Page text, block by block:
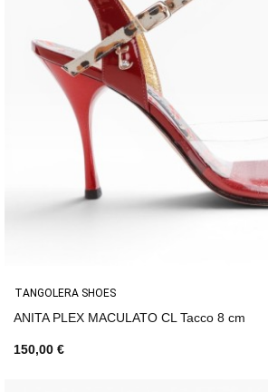
TANGOLERA SHOES
ANITA PLEX MACULATO CL Tacco 8 cm
150,00 €